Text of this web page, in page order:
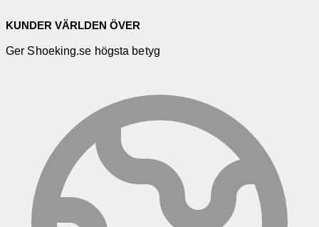
KUNDER VÄRLDEN ÖVER
Ger Shoeking.se högsta betyg